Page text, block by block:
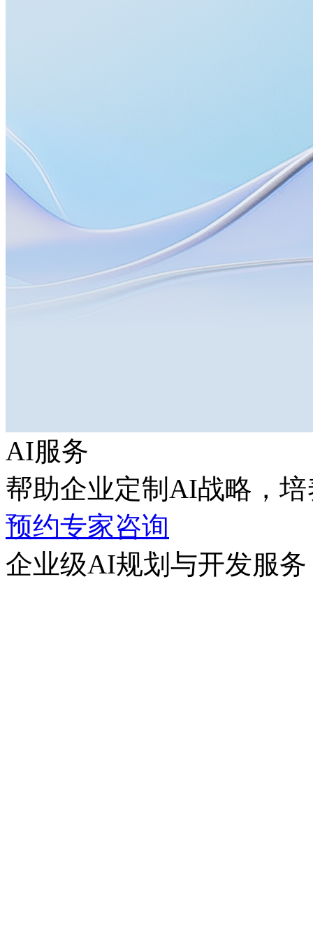
AI服务
帮助企业定制AI战略，
预约专家咨询
企业级AI规划与开发服务